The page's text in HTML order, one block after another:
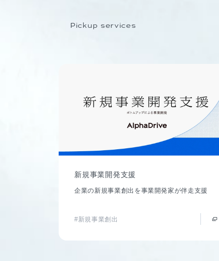
Pickup services
新規事業開発支援
企業の新規事業創出を事業開発家が伴走支援
#新規事業創出